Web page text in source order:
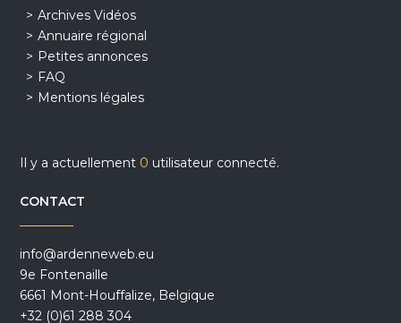
Archives Vidéos
Annuaire régional
Petites annonces
FAQ
Mentions légales
Il y a actuellement 0 utilisateur connecté.
CONTACT
info@ardenneweb.eu
9e Fontenaille
6661 Mont-Houffalize, Belgique
+32 (0)61 288 304